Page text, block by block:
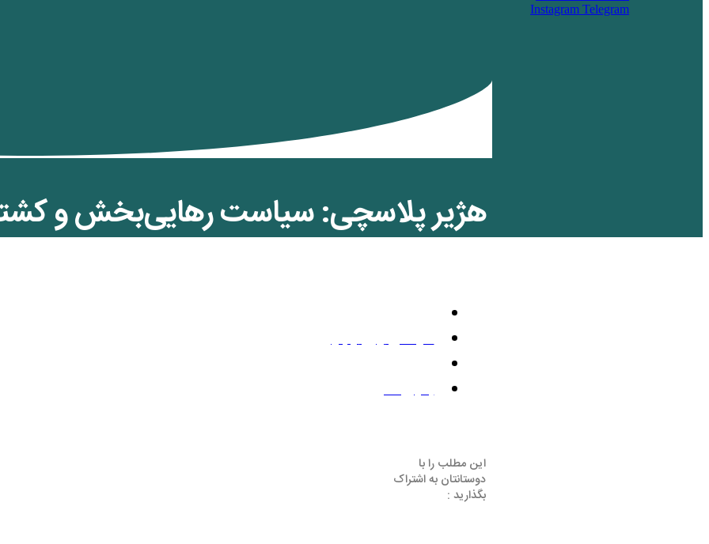
Instagram Telegram
هژیر پلاسچی: سیاست رهایی‌بخش و
سپتامبر 26, 2013
بدون نظر
این مطلب را با
دوستانتان به اشتراک
بگذارید :